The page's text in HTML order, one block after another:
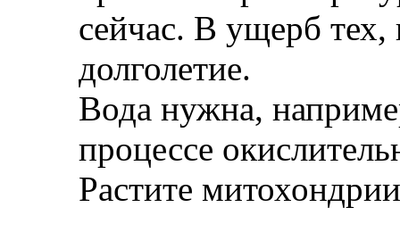
сейчас. В ущерб тех,
долголетие.
Вода нужна,
процессе
Растите